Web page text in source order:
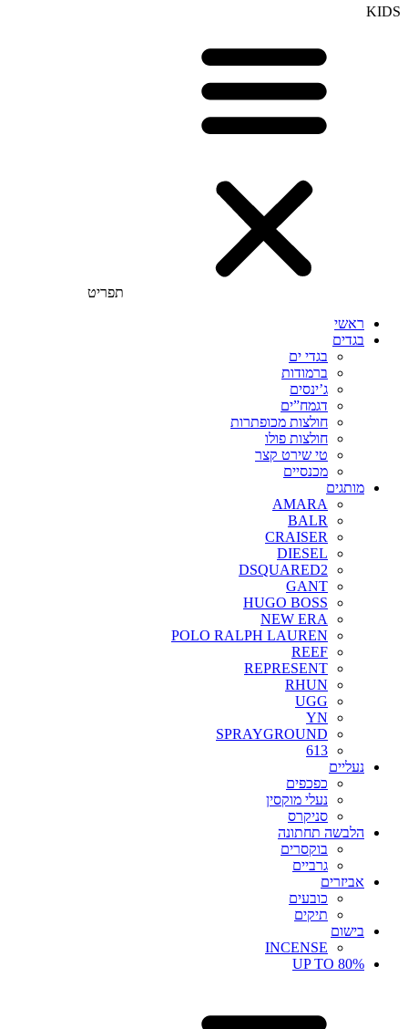
KIDS
תפריט
ראשי
בגדים
בגדי ים
ברמודות
ג’ינסים
דגמח”ים
חולצות מכופתרות
חולצות פולו
טי שירט קצר
מכנסיים
מותגים
AMARA
BALR
CRAISER
DIESEL
DSQUARED2
GANT
HUGO BOSS
NEW ERA
POLO RALPH LAUREN
REEF
REPRESENT
RHUN
UGG
YN
SPRAYGROUND
613
נעליים
כפכפים
נעלי מוקסין
סניקרס
הלבשה תחתונה
בוקסרים
גרביים
אביזרים
כובעים
תיקים
בישום
INCENSE
UP TO 80%